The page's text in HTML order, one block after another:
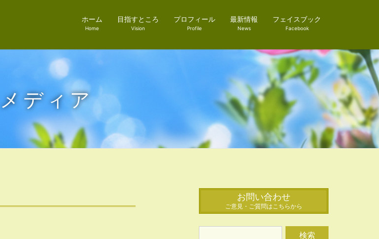
ホーム
Home
目指すところ
Vision
プロフィール
Profile
最新情報
News
フェイスブック
Facebook
メディア
お問い合わせ
ご意見・ご質問はこちらから